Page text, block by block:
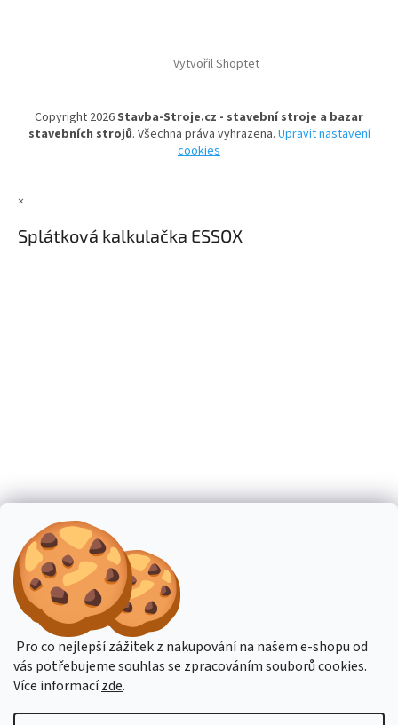
Pro co nejlepší zážitek z nakupování na našem e-shopu od
vás potřebujeme souhlas se zpracováním souborů cookies.
Více informacízde.
Vytvořil Shoptet
Copyright 2026Stavba-Stroje.cz - stavební stroje a bazar
stavebních strojů. Všechna práva vyhrazena.Upravit nastavení
cookies
×
Splátková kalkulačka ESSOX